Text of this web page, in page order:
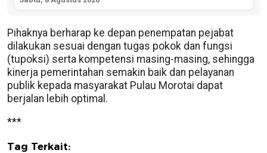
Pihaknya berharap ke depan penempatan pejabat
dilakukan sesuai dengan tugas pokok dan fungsi
(tupoksi) serta kompetensi masing-masing, sehingga
kinerja pemerintahan semakin baik dan pelayanan
publik kepada masyarakat Pulau Morotai dapat
berjalan lebih optimal.
***
Tag Terkait: